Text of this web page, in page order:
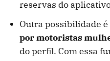
reservas do
Outra possibilidade
por motoristas
do perfil. Com essa